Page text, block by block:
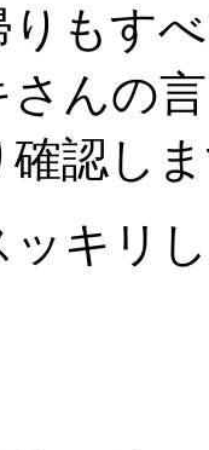
もす
んの
認し
ッキリ